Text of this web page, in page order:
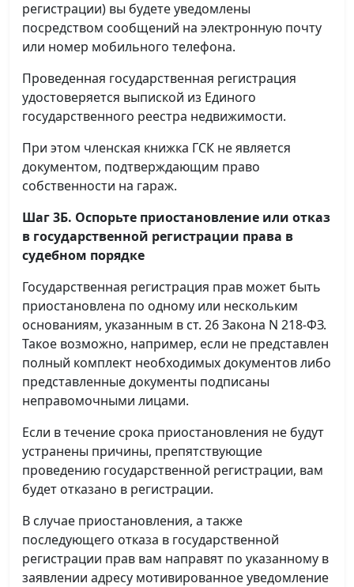
регистрации) вы будете уведомлены
посредством сообщений на электронную почту
или номер мобильного телефона.
Проведенная государственная регистрация
удостоверяется выпиской из Единого
государственного реестра недвижимости.
При этом членская книжка ГСК не является
документом, подтверждающим право
собственности на гараж.
Шаг 3Б. Оспорьте приостановление или отказ
в государственной регистрации права в
судебном порядке
Государственная регистрация прав может быть
приостановлена по одному или нескольким
основаниям, указанным в ст. 26 Закона N 218-ФЗ.
Такое возможно, например, если не представлен
полный комплект необходимых документов либо
представленные документы подписаны
неправомочными лицами.
Если в течение срока приостановления не будут
устранены причины, препятствующие
проведению государственной регистрации, вам
будет отказано в регистрации.
В случае приостановления, а также
последующего отказа в государственной
регистрации прав вам направят по указанному в
заявлении адресу мотивированное уведомление